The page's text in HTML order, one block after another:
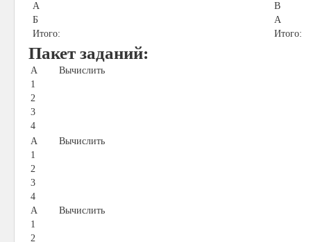
А
Б
Итого:
В
А
Итого:
Пакет заданий:
A
Вычислить
1
2
3
4
A
Вычислить
1
2
3
4
A
Вычислить
1
2